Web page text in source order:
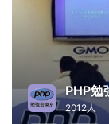
PHP勉
2012人